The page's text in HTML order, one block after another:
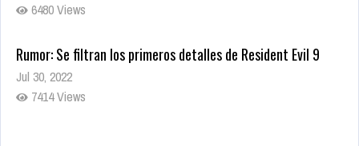
6480 Views
Rumor: Se filtran los primeros detalles de Resident Evil 9
Jul 30, 2022
7414 Views